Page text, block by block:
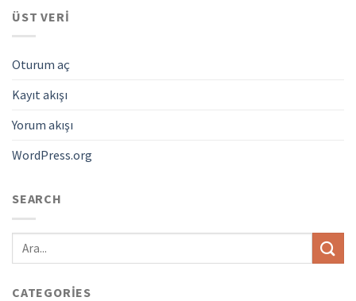
ÜST VERI
Oturum aç
Kayıt akışı
Yorum akışı
WordPress.org
SEARCH
CATEGORIES